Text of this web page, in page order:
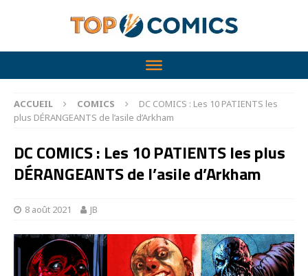
ACCUEIL COMICS
DC COMICS : Les 10 PATIENTS les
plus DÉRANGEANTS de l’asile d’Arkham
DC COMICS : Les 10 PATIENTS les plus
DÉRANGEANTS de l’asile d’Arkham
8 août 2021 JB